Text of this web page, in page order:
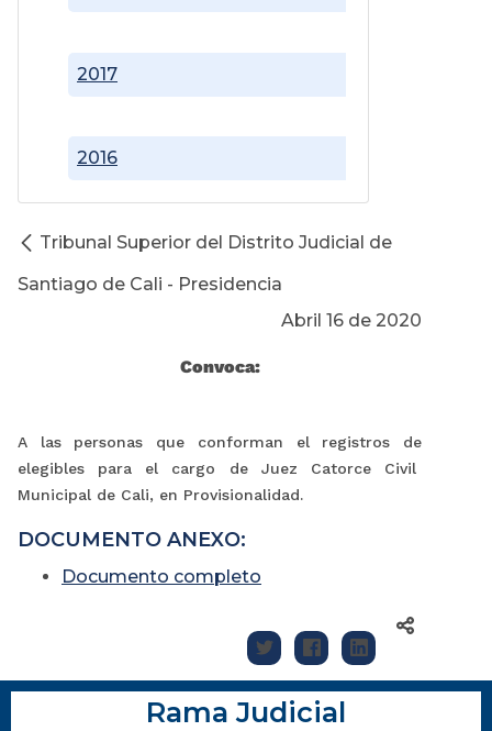
2016
2017
Tribunal Superior del Distrito Judicial de
Santiago de Cali - Presidencia
Abril 16 de 2020
Convoca:
A las personas que conforman el registros de
elegibles para el cargo de Juez Catorce Civil
Municipal de Cali, en Provisionalidad.
DOCUMENTO ANEXO:
Documento completo
Rama Judicial